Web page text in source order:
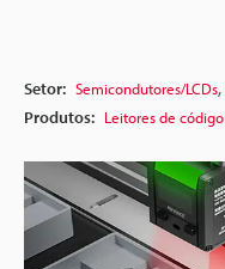
Setor: Semicondutores/LCDs,
Produtos: Leitores de código